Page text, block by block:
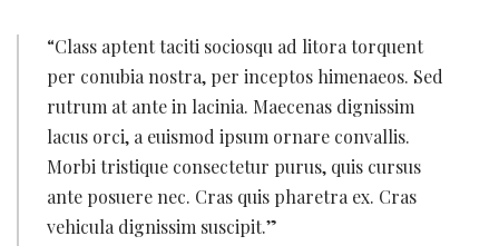
“Class aptent taciti sociosqu ad litora torquent
per conubia nostra, per inceptos himenaeos. Sed
rutrum at ante in lacinia. Maecenas dignissim
lacus orci, a euismod ipsum ornare convallis.
Morbi tristique consectetur purus, quis cursus
ante posuere nec. Cras quis pharetra ex. Cras
vehicula dignissim suscipit.”